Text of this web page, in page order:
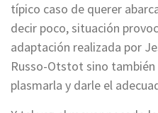
típico caso de querer
decir poco, situación
adaptación realizada por
Russo-Otstot sino también
plasmarla y darle el